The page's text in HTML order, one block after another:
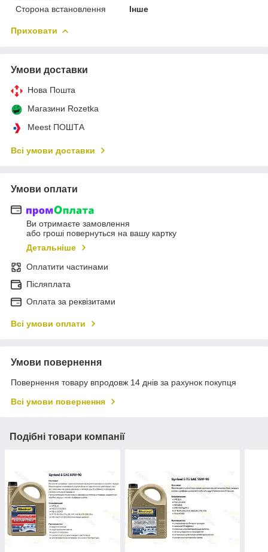
Сторона встановлення Інше
Приховати
Умови доставки
Нова Пошта
Магазини Rozetka
Meest ПОШТА
Всі умови доставки
Умови оплати
Ви отримаєте замовлення
або гроші повернуться на вашу картку
Детальніше
Оплатити частинами
Післяплата
Оплата за реквізитами
Всі умови оплати
Умови повернення
Повернення товару впродовж 14 днів за рахунок покупця
Всі умови повернення
Подібні товари компанії